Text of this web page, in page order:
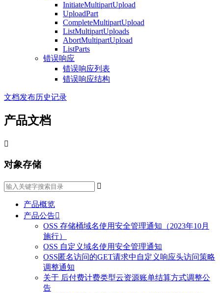
InitiateMultipartUpload
UploadPart
CompleteMultipartUpload
ListMultipartUploads
AbortMultipartUpload
ListParts
错误响应
错误响应列表
错误响应结构
文档发布历史记录
产品文档

对象存储

产品概览
产品公告
OSS 存储桶域名使用安全管理通知（2023年10月
施行）
OSS 自定义域名使用安全管理通知
OSS匿名访问的GET请求中自定义响应头访问策略
调整通知
关于 后付费计费类型云资源账单结算方式调整公
告